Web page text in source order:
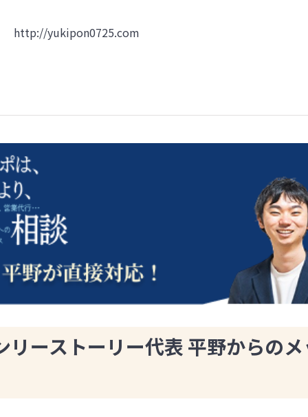
http://yukipon0725.com
リーストーリー代表 平野からの